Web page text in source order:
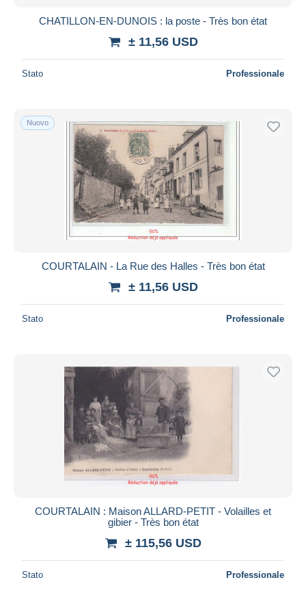
CHATILLON-EN-DUNOIS : la poste - Très bon état
± 11,56 USD
Stato Professionale
Nuovo
COURTALAIN - La Rue des Halles - Très bon état
± 11,56 USD
Stato Professionale
COURTALAIN : Maison ALLARD-PETIT - Volailles et
gibier - Très bon état
± 115,56 USD
Stato Professionale